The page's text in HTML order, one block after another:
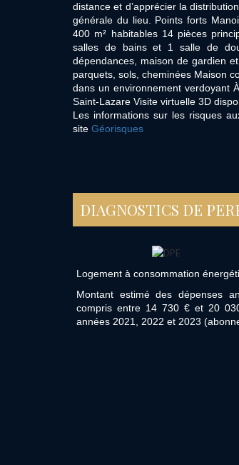
distance et d’apprécier la
générale du lieu. Points forts
400 m² habitables 14 pièces
salles de bains et 1 salle de
dépendances, maison de gardien
parquets, sols, cheminées Maison
dans un environnement verdoyant
Saint-Lazare Visite virtuelle 3D
Les informations sur les risques
site Géorisques
DIAGNOSTICS DE
Logement à consommation
Montant estimé des dépenses
compris entre 14 730 € et 20
années 2021, 2022 et 2023